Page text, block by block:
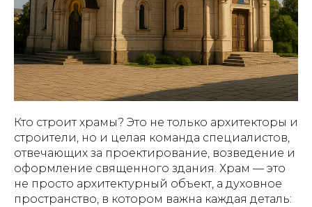
Кто строит храмы? Это не только архитекторы и
строители, но и целая команда специалистов,
отвечающих за проектирование, возведение и
оформление священного здания. Храм — это
не просто архитектурный объект, а духовное
пространство, в котором важна каждая деталь: